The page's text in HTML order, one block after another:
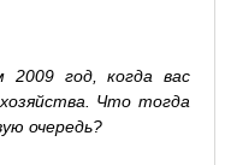
год, когда вас
Что тогда
очередь?